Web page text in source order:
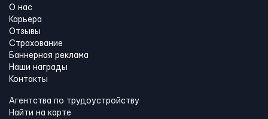
О нас
Карьера
Отзывы
Страхование
Баннерная реклама
Наши награды
Контакты
Агентства по трудоустройству
Найти на карте